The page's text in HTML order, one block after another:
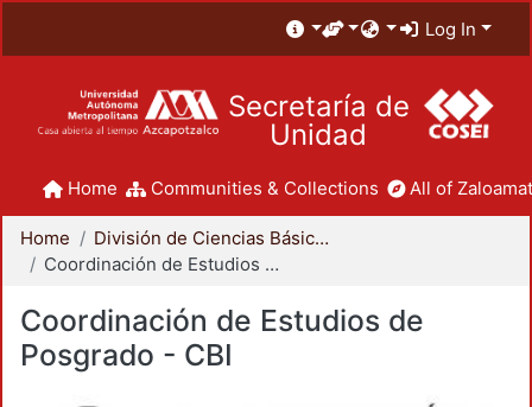
Log In
Secretaría de
Unidad
Home Communities & Collections All of
Home
División de Ciencias Básicas e Ingeniería
Coordinación de Estudios de Posgrado - CBI
Coordinación de Estudios de
Posgrado - CBI